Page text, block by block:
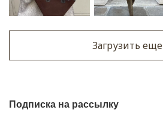
Загрузить еще
Подписка на рассылку